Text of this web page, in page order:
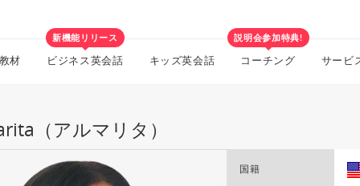
材
新機能リリース
ビジネス英会話 キッズ英会話
説明会参加特典!
コーチング サービ
（アルマリタ）
国籍